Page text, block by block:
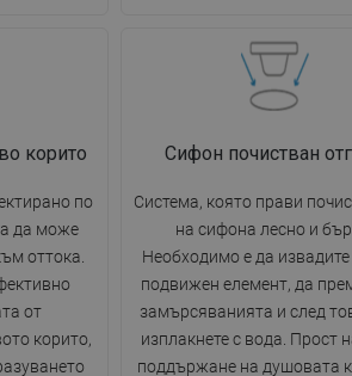
корито
по
да може
оттока.
от
корито,
Сифон почистван
Система, която прави
на сифона лесно и
Необходимо е да извадите
подвижен елемент, да
замърсяванията и след
изплакнете с вода. Прост
поддържане на душовата